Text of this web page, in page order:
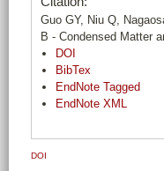
Guo GY, Niu Q,
B - Condensed Matter
DOI
BibTex
EndNote Tagged
EndNote XML
DOI